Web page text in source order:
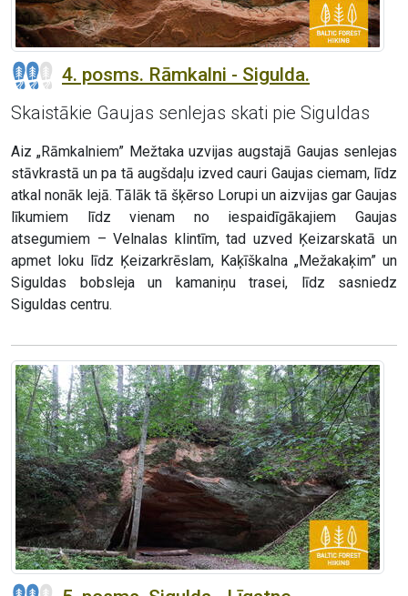
4. posms. Rāmkalni - Sigulda.
Skaistākie Gaujas senlejas skati pie Siguldas
Aiz „Rāmkalniem” Mežtaka uzvijas augstajā Gaujas senlejas
stāvkrastā un pa tā augšdaļu izved cauri Gaujas ciemam, līdz
atkal nonāk lejā. Tālāk tā šķērso Lorupi un aizvijas gar Gaujas
līkumiem līdz vienam no iespaidīgākajiem Gaujas
atsegumiem – Velnalas klintīm, tad uzved Ķeizarskatā un
apmet loku līdz Ķeizarkrēslam, Kaķīškalna „Mežakaķim” un
Siguldas bobsleja un kamaniņu trasei, līdz sasniedz
Siguldas centru.